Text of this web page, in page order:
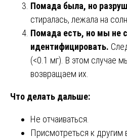
Помада была, но
стиралась, лежала на
Помада есть, но мы не
идентифицировать.
(<0.1 мг). В этом случае
возвращаем их.
Что делать дальше:
Не отчаиваться.
Присмотреться к другим